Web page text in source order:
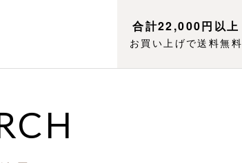
合計22,000円以上
お買い上げで送料無料